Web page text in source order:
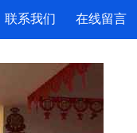
联系我们 在线留言